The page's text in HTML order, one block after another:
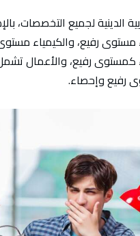
الدينية لجميع التخصصات،
رفيع، والكيمياء
كمستوى رفيع، والأعمال
رفيع وإحصاء.